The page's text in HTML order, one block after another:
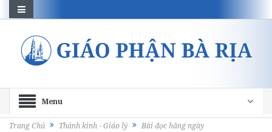
Menu
Trang Chủ Thánh kinh - Giáo lý Bài đọc hằng ngày